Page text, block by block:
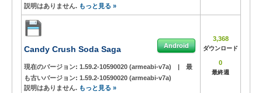
説明はありません. もっと見る »
Candy Crush Soda Saga Android
現在のバージョン: 1.59.2-10590020 (armeabi-v7a) |
最
も古いバージョン: 1.59.2-10590020 (armeabi-v7a)
説明はありません. もっと見る »
3,368
ダウンロード
0
最終週